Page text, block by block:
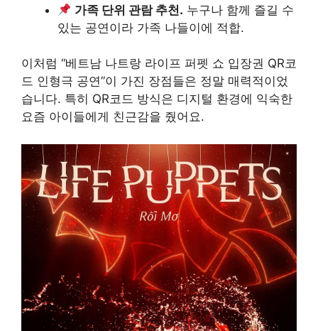
가족 단위 관람 추천. 누구나 함께 즐길 수
있는 공연이라 가족 나들이에 적합.
이처럼 “베트남 나트랑 라이프 퍼펫 쇼 입장권 QR코
드 인형극 공연”이 가진 장점들은 정말 매력적이었
습니다. 특히 QR코드 방식은 디지털 환경에 익숙한
요즘 아이들에게 친근감을 줬어요.